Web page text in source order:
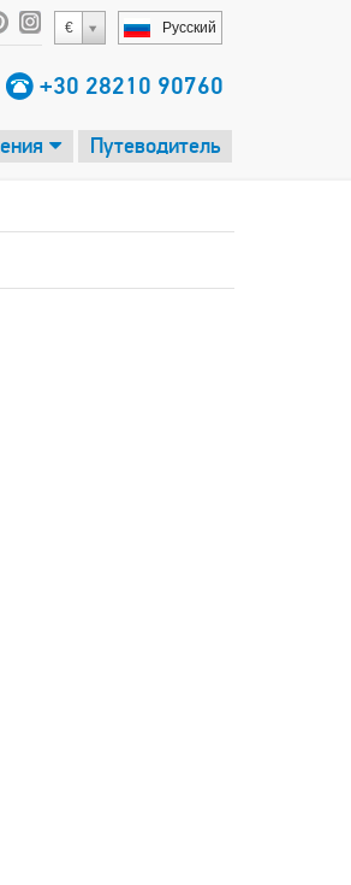
Русский
€
+30 28210 90760
Путеводитель